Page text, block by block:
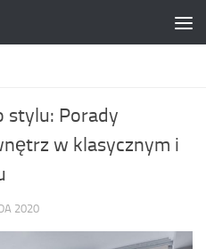
stylu: Porady
w klasycznym i
2020